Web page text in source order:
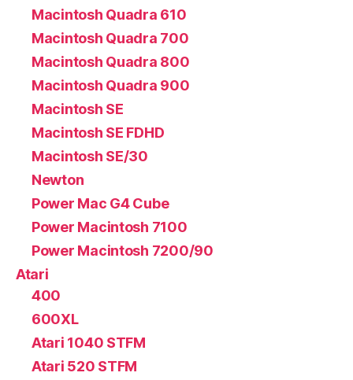
Macintosh Quadra 610
Macintosh Quadra 700
Macintosh Quadra 800
Macintosh Quadra 900
Macintosh SE
Macintosh SE FDHD
Macintosh SE/30
Newton
Power Mac G4 Cube
Power Macintosh 7100
Power Macintosh 7200/90
Atari
400
600XL
Atari 1040 STFM
Atari 520 STFM